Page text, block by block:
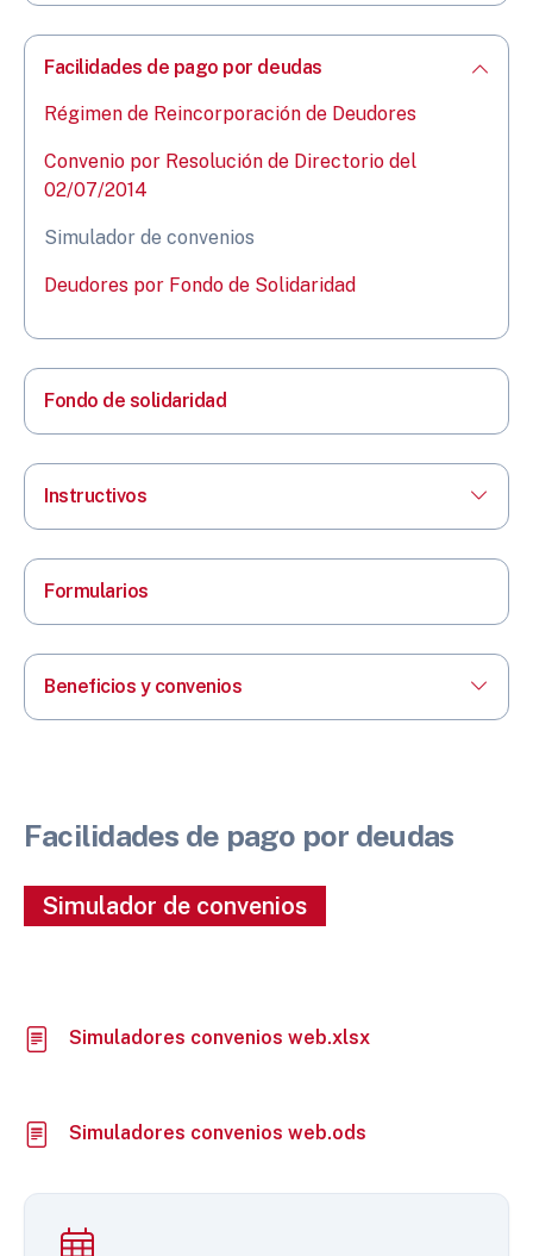
Facilidades de pago por deudas
Régimen de Reincorporación de Deudores
Convenio por Resolución de Directorio del
02/07/2014
Simulador de convenios
Deudores por Fondo de Solidaridad
Fondo de solidaridad
Instructivos
Formularios
Beneficios y convenios
Facilidades de pago por deudas
Simulador de convenios
Simuladores convenios web.xlsx
Simuladores convenios web.ods